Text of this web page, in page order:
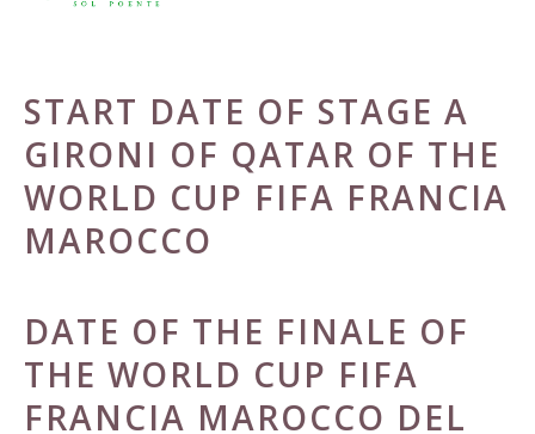
START DATE OF STAGE A
GIRONI OF QATAR OF THE
WORLD CUP FIFA FRANCIA
MAROCCO
DATE OF THE FINALE OF
THE WORLD CUP FIFA
FRANCIA MAROCCO DEL